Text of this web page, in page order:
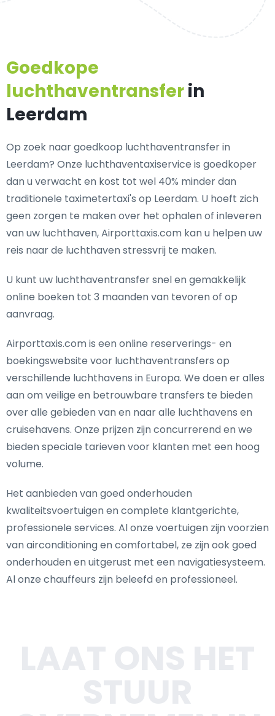
Goedkope
luchthaventransferin
Leerdam
Op zoek naar goedkoop luchthaventransfer in
Leerdam? Onze luchthaventaxiservice is goedkoper
dan u verwacht en kost tot wel 40% minder dan
traditionele taximetertaxi's op Leerdam. U hoeft zich
geen zorgen te maken over het ophalen of inleveren
van uw luchthaven, Airporttaxis.com kan u helpen uw
reis naar de luchthaven stressvrij te maken.
U kunt uw luchthaventransfer snel en gemakkelijk
online boeken tot 3 maanden van tevoren of op
aanvraag.
Airporttaxis.com is een online reserverings- en
boekingswebsite voor luchthaventransfers op
verschillende luchthavens in Europa. We doen er alles
aan om veilige en betrouwbare transfers te bieden
over alle gebieden van en naar alle luchthavens en
cruisehavens. Onze prijzen zijn concurrerend en we
bieden speciale tarieven voor klanten met een hoog
volume.
Het aanbieden van goed onderhouden
kwaliteitsvoertuigen en complete klantgerichte,
professionele services. Al onze voertuigen zijn voorzien
van airconditioning en comfortabel, ze zijn ook goed
onderhouden en uitgerust met een navigatiesysteem.
Al onze chauffeurs zijn beleefd en professioneel.